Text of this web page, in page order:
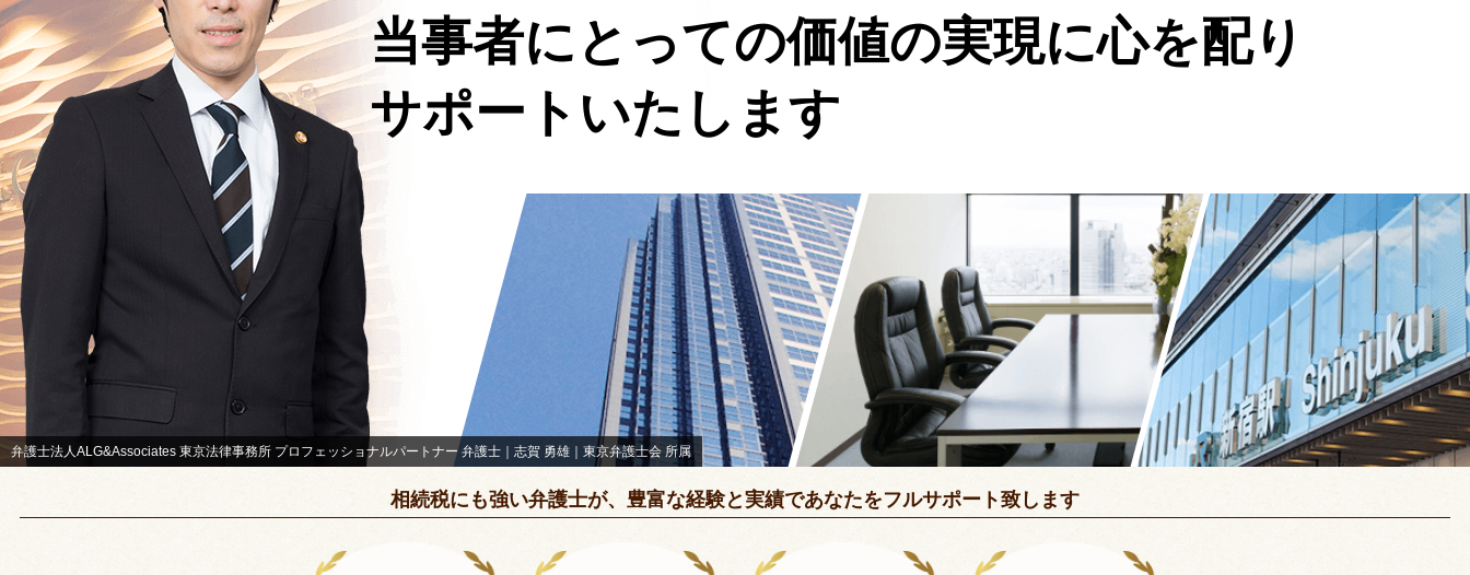
当事者にとっての価値の実現に心を配り
サポートいたします
弁護士法人ALG&Associates 東京法律事務所 プロフェッショナルパートナー 弁護士｜志賀 勇雄｜東京弁護士会 所属
相続税にも強い弁護士が、豊富な経験と実績であなたをフルサポート致します